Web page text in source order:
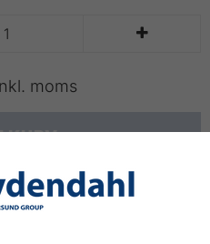

moms
KURV
beskyttelse af dine